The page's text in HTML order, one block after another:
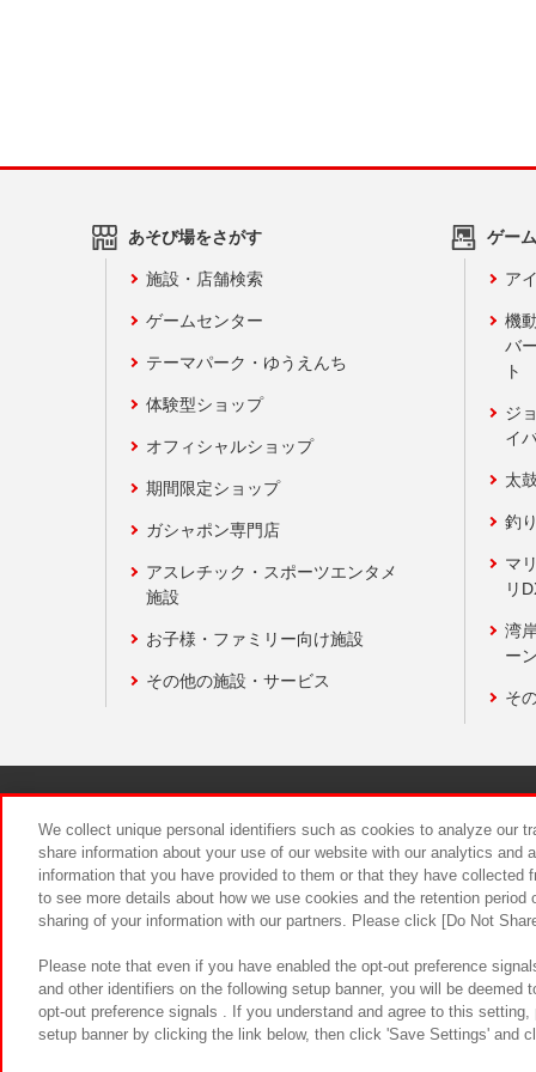
あそび場をさがす
施設・店舗検索
ゲームセンター
テーマパーク・ゆうえんち
体験型ショップ
オフィシャルショップ
期間限定ショップ
ガシャポン専門店
アスレチック・スポーツエンタメ
施設
お子様・ファミリー向け施設
その他の施設・サービス
ゲー
ア
機
バ
ト
ジ
イ
太
釣
マ
リ
湾
ー
そ
食品のご
We collect unique personal identifiers such as cookies to analyze our
share information about your use of our website with our analytics and
information that you have provided to them or that they have
to see more details about how we use cookies and the retention
sharing of your information with our partners. Please click [Do Not
Please note that even if you have enabled the opt-out preference
and other identifiers on the following setup banner, you will be
opt-out preference signals . If you understand and agree to this
setup banner by clicking the link below, then click 'Save Settings' and